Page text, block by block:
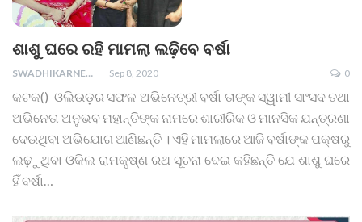
ଶାଶୁ ଘରେ ରହି ମାମଲା ଲଢ଼ିବେ ବର୍ଷା
SWADHIKARNEWS Sep 8, 2020 0
କଟକ() ଓଲିଉଡ଼ର ସଫଳ ଅଭିନେତ୍ରୀ ବର୍ଷା ତାଙ୍କ ସ୍ୱାମୀ ସାଂସଦ ତଥା
ଅଭିନେତା ଅନୁଭବ ମହାନ୍ତିଙ୍କ ନାମରେ ଶାରୀରିକ ଓ ମାନସିକ ଯନ୍ତ୍ରଣା
ଦେଉଥିବା ଅଭିଯୋଗ ଆଣିଛନ୍ତି । ଏହି ମାମଲାରେ ଆଜି ବର୍ଷାଙ୍କ ପକ୍ଷରୁ
ଲଢ଼ୁଥିବା ଓକିଲ ରାମକୃଷ୍ଣ ରଥ ସୂଚନା ଦେଇ କହିଛନ୍ତି ଯେ ଶାଶୁ ଘରେ
ହିଁ ବର୍ଷା…